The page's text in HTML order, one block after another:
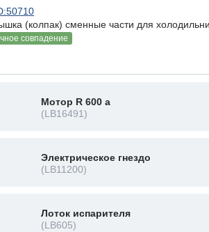
(колпак) сменные части для
совпадение
Мотор R 600 a
(LB16491)
Электрическое гнездо
(LB11200)
Лоток испарителя
(LB605)